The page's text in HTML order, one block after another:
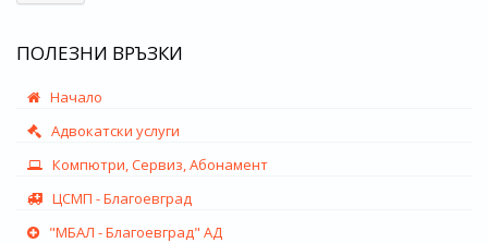
ПОЛЕЗНИ ВРЪЗКИ
Начало
Адвокатски услуги
Компютри, Сервиз, Абонамент
ЦСМП - Благоевград
"МБАЛ - Благоевград" АД